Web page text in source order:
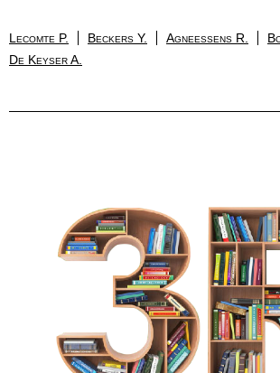
Lecomte P. Beckers Y. Agneessens R.
De Keyser A.